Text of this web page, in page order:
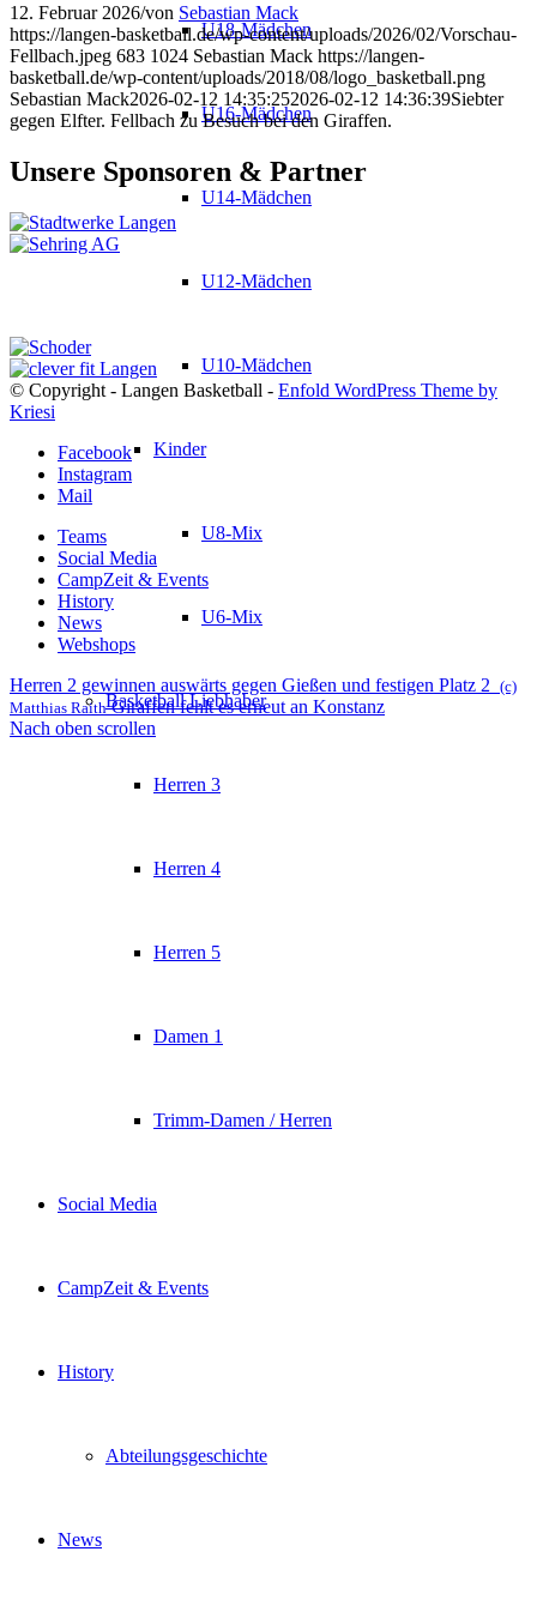
U18-Mädchen
U16-Mädchen
U14-Mädchen
U12-Mädchen
U10-Mädchen
Kinder
U8-Mix
U6-Mix
Basketball Liebhaber
Herren 3
Herren 4
Herren 5
Damen 1
Trimm-Damen / Herren
Social Media
CampZeit & Events
History
Abteilungsgeschichte
News
12. Februar 2026/von Sebastian Mack
https://langen-basketball.de/wp-content/uploads/2026/02/Vorschau-
Fellbach.jpeg 683 1024 Sebastian Mack https://langen-
basketball.de/wp-content/uploads/2018/08/logo_basketball.png
Sebastian Mack2026-02-12 14:35:252026-02-12 14:36:39Siebter
gegen Elfter. Fellbach zu Besuch bei den Giraffen.
Unsere Sponsoren & Partner
© Copyright - Langen Basketball - Enfold WordPress Theme by
Kriesi
Facebook
Instagram
Mail
Teams
Social Media
CampZeit & Events
History
News
Webshops
Herren 2 gewinnen auswärts gegen Gießen und festigen Platz 2 (c)
Matthias Raith Giraffen fehlt es erneut an Konstanz
Nach oben scrollen